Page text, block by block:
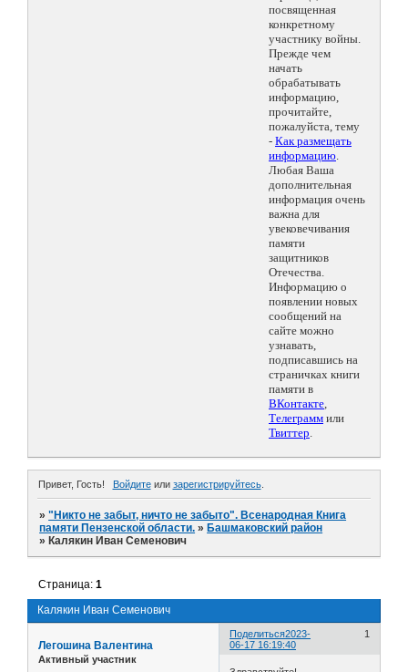
посвященная
конкретному
участнику войны.
Прежде чем
начать
обрабатывать
информацию,
прочитайте,
пожалуйста, тему
- Как размещать
информацию.
Любая Ваша
дополнительная
информация очень
важна для
увековечивания
памяти
защитников
Отечества.
Информацию о
появлении новых
сообщений на
сайте можно
узнавать,
подписавшись на
страничках книги
памяти в
ВКонтакте,
Телеграмм или
Твиттер.
Привет, Гость! Войдитеили зарегистрируйтесь.
»"Никто не забыт, ничто не забыто". Всенародная Книга
памяти Пензенской области. » Башмаковский район
» Калякин Иван Семенович
Калякин Иван Семенович
Страница:1
Поделиться 1
2023-
06-17 16:19:40
Легошина Валентина
Активный участник